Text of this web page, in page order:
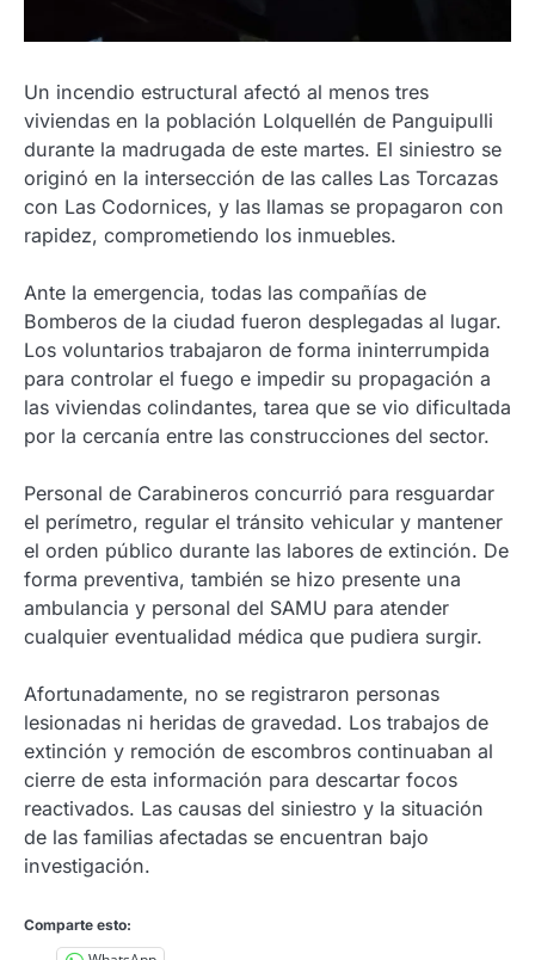
Un incendio estructural afectó al menos tres
viviendas en la población Lolquellén de Panguipulli
durante la madrugada de este martes. El siniestro se
originó en la intersección de las calles Las Torcazas
con Las Codornices, y las llamas se propagaron con
rapidez, comprometiendo los inmuebles.
Ante la emergencia, todas las compañías de
Bomberos de la ciudad fueron desplegadas al lugar.
Los voluntarios trabajaron de forma ininterrumpida
para controlar el fuego e impedir su propagación a
las viviendas colindantes, tarea que se vio dificultada
por la cercanía entre las construcciones del sector.
Personal de Carabineros concurrió para resguardar
el perímetro, regular el tránsito vehicular y mantener
el orden público durante las labores de extinción. De
forma preventiva, también se hizo presente una
ambulancia y personal del SAMU para atender
cualquier eventualidad médica que pudiera surgir.
Afortunadamente, no se registraron personas
lesionadas ni heridas de gravedad. Los trabajos de
extinción y remoción de escombros continuaban al
cierre de esta información para descartar focos
reactivados. Las causas del siniestro y la situación
de las familias afectadas se encuentran bajo
investigación.
Comparte esto: